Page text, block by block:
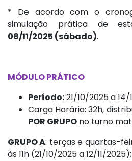
* De acordo com o
simulação prática de
08/11/2025 (sábado).
MÓDULO PRÁTICO
Período:21/10/2025 a 14/
Carga Horária: 32h,
POR GRUPO no turno
GRUPO A: terças e quartas-
às 11h (21/10/2025 a 12/11/2025);